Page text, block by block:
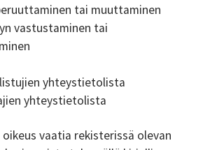
tai muuttaminen
vastustaminen tai
yhteystietolista
yhteystietolista
vaatia rekisterissä olevan